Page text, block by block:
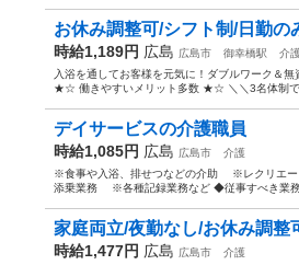
お休み調整可/シフト制/日勤
時給1,189円 広島 広島市 御幸橋駅
介
入浴を通してお客様を元気に！ダブルワーク＆
★☆ 働きやすいメリット多数 ★☆ ＼＼3名体制で
デイサービスの介護職員
時給1,085円 広島 広島市
介護
※食事や入浴、排せつなどの介助 ※レクリエ
添乗業務 ※各種記録業務など ◆従事すべき業
家庭両立/夜勤なし/お休み調整
時給1,477円 広島 広島市 介護